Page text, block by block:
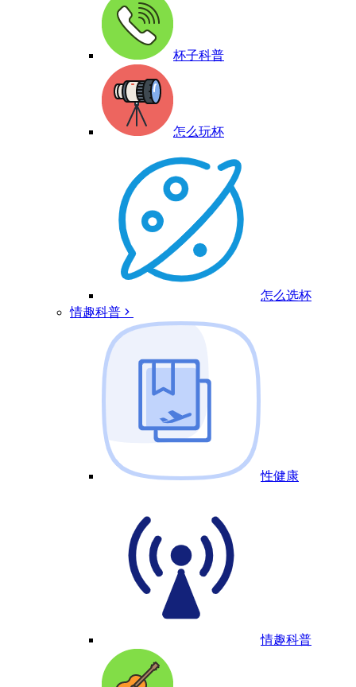
杯子科普
怎么玩杯
怎么选杯
情趣科普
性健康
情趣科普